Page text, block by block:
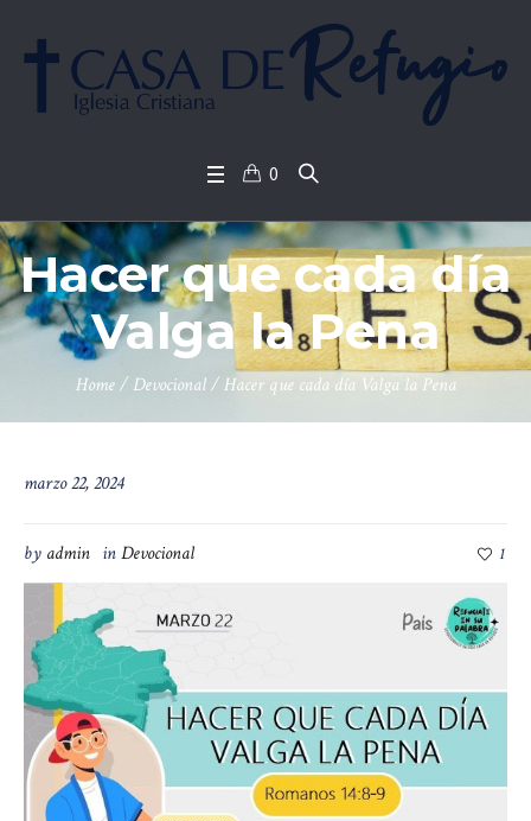
0
Hacer que cada día
Valga la Pena
Home / Devocional /Hacer que cada día Valga la Pena
marzo 22, 2024
by admin inDevocional 1